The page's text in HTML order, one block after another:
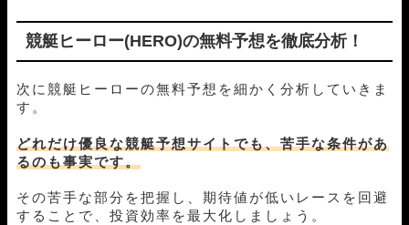
04月22日宮島12R
1-4-2 10,000円 25,500円
255%
04月21日尼崎04R
1-3-5 10,000円 19,800円
198%
04月17日宮島03R
1-3-5 10,000円 19,600円
196%
04月07日唐津09R
1-2-3 10,000円 19,000円
190%
04月04日若松04R
04月01日大村04R
1-2-6 10,000円 13,200円
132%
競艇ヒーロー(HERO)の無料予想を徹底分析！
次に競艇ヒーローの無料予想を細かく分析していきま
す。
どれだけ優良な競艇予想サイトでも、苦手な条件があ
るのも事実です。
その苦手な部分を把握し、期待値が低いレースを回避
することで、投資効率を最大化しましょう。